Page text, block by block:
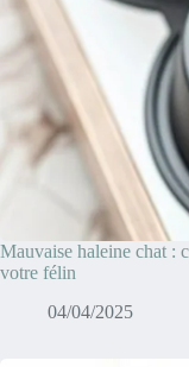
Mauvaise haleine chat :
votre félin
04/04/2025